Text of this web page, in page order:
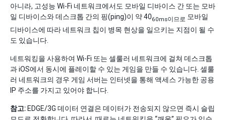
아니라, 고성능 Wi-Fi 네트워크에서도 모바일 디바이스 간 또는 모바
일 디바이스와 데스크톱 간의 핑(ping)이 약 4060ms이므로 모바일
디바이스에 따라 네트워크 칩이 병목 현상을 일으키는 지점이 될 수
도 있습니다.
네트워킹을 사용하여 Wi-Fi 또는 셀룰러 네트워크에 걸쳐 데스크톱
과 iOS에서 동시에 플레이할 수 있는 게임을 만들 수 있습니다. 셀룰
러 네트워크의 경우 게임 서버는 인터넷을 통해 액세스 가능한 공용
IP 주소를 가지고 있어야 합니다.
참고: EDGE/3G 데이터 연결은 데이터가 전송되지 않으면 즉시 슬립